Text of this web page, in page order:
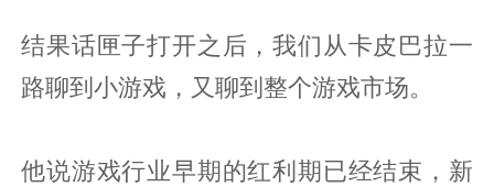
结果话匣子打开之后，我们从卡皮巴拉一
路聊到小游戏，又聊到整个游戏市场。
他说游戏行业早期的红利期已经结束，新